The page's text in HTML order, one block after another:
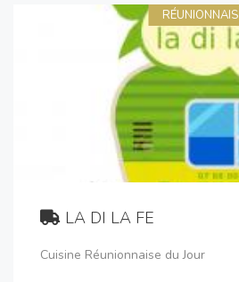
RÉUNIONNAIS
LA DI LA FE
Cuisine Réunionnaise du Jour